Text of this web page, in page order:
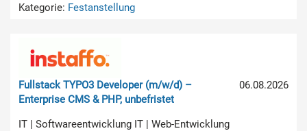
Kategorie: Festanstellung
06.08.2026
Fullstack TYPO3 Developer (m/w/d) –
Enterprise CMS & PHP, unbefristet
IT | Softwareentwicklung IT | Web-Entwicklung